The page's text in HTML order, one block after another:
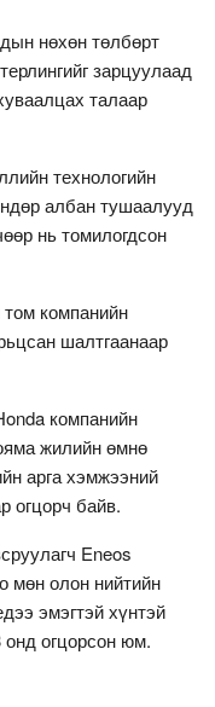
нөхөн төлбөрт
зарцуулаад
талаар
технологийн
албан тушаалууд
нь томилогдсон
компанийн
шалтгаанаар
компанийн
жилийн өмнө
арга хэмжээний
огцорч байв.
Eneos
мөн олон нийтийн
эмэгтэй хүнтэй
онд огцорсон юм.